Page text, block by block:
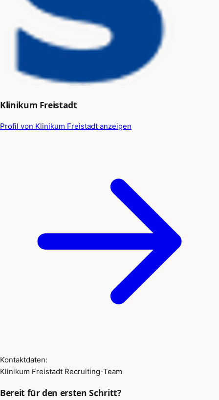
Klinikum Freistadt
Profil von Klinikum Freistadt anzeigen
Kontaktdaten:
Klinikum Freistadt Recruiting-Team
Bereit für den ersten Schritt?